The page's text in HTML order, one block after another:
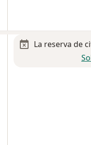
La reserva de